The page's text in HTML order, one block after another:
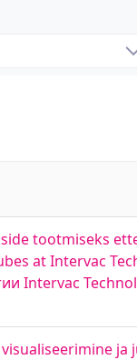
tootmiseks
at Intervac
Intervac